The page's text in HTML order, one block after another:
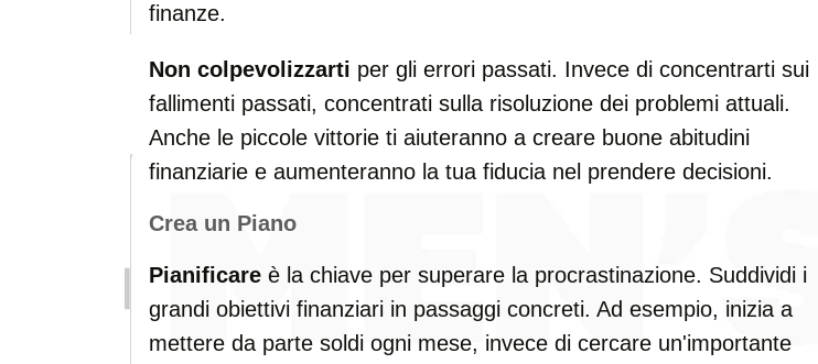
finanze.
Non colpevolizzarti per gli errori passati. Invece di concentrarti sui
fallimenti passati, concentrati sulla risoluzione dei problemi attuali.
Anche le piccole vittorie ti aiuteranno a creare buone abitudini
finanziarie e aumenteranno la tua fiducia nel prendere decisioni.
Crea un Piano
Pianificare è la chiave per superare la procrastinazione. Suddividi i
grandi obiettivi finanziari in passaggi concreti. Ad esempio, inizia a
mettere da parte soldi ogni mese, invece di cercare un'importante